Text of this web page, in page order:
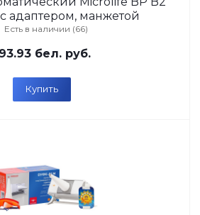
адаптером, манжетой
Есть в наличии (66)
бел. руб.
Купить